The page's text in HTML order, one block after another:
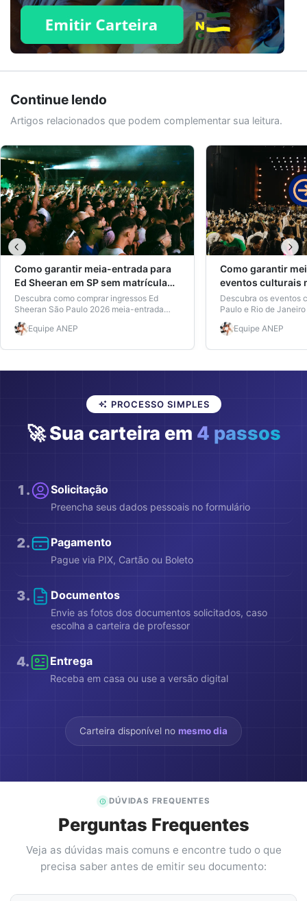
Continue lendo
Artigos relacionados que podem complementar sua leitura.
Como garantir meia-entrada para
Ed Sheeran em SP sem matrícula
ativa
Descubra como comprar ingressos Ed
Sheeran São Paulo 2026 meia-entrada
com facilidade, mesmo sem matrícula
ativa. Veja datas, preços e dicas ANEP.
Equipe ANEP
Como garantir
eventos culturais
de São Paulo e
Descubra os eventos
Paulo e Rio de
importantes e como
fácil, mesmo sem
Equipe ANEP
PROCESSO SIMPLES
🚀 Sua carteira em 4 passos
1 . Solicitação
Preencha seus dados pessoais no formulário
2. Pagamento
Pague via PIX, Cartão ou Boleto
3. Documentos
Envie as fotos dos documentos solicitados, caso
escolha a carteira de professor
4. Entrega
Receba em casa ou use a versão digital
Carteira disponível no mesmo dia
DÚVIDAS FREQUENTES
Perguntas Frequentes
Veja as dúvidas mais comuns e encontre tudo o que
precisa saber antes de emitir seu documento: